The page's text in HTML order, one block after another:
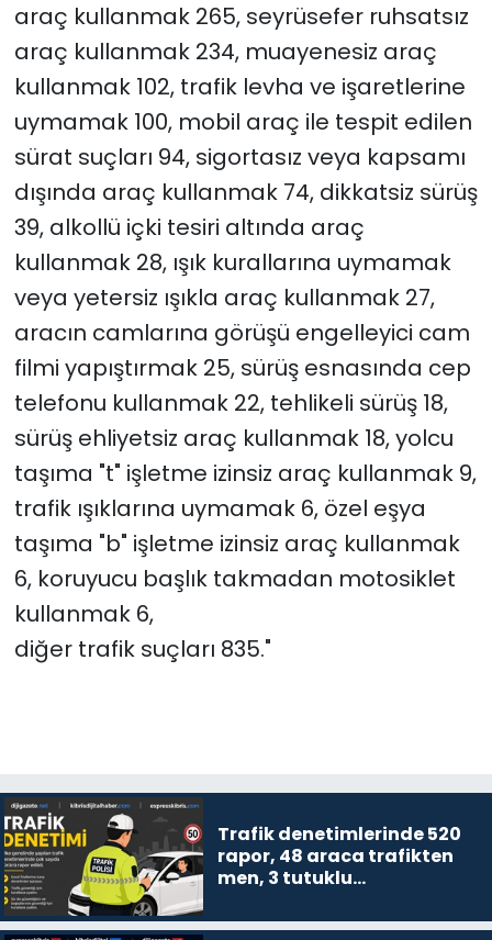
araç kullanmak 265, seyrüsefer ruhsatsız
araç kullanmak 234, muayenesiz araç
kullanmak 102, trafik levha ve işaretlerine
uymamak 100, mobil araç ile tespit edilen
sürat suçları 94, sigortasız veya kapsamı
dışında araç kullanmak 74, dikkatsiz sürüş
39, alkollü içki tesiri altında araç
kullanmak 28, ışık kurallarına uymamak
veya yetersiz ışıkla araç kullanmak 27,
aracın camlarına görüşü engelleyici cam
filmi yapıştırmak 25, sürüş esnasında cep
telefonu kullanmak 22, tehlikeli sürüş 18,
sürüş ehliyetsiz araç kullanmak 18, yolcu
taşıma "t" işletme izinsiz araç kullanmak 9,
trafik ışıklarına uymamak 6, özel eşya
taşıma "b" işletme izinsiz araç kullanmak
6, koruyucu başlık takmadan motosiklet
kullanmak 6,
diğer trafik suçları 835."
Trafik denetimlerinde 520
rapor, 48 araca trafikten
men, 3 tutuklu…